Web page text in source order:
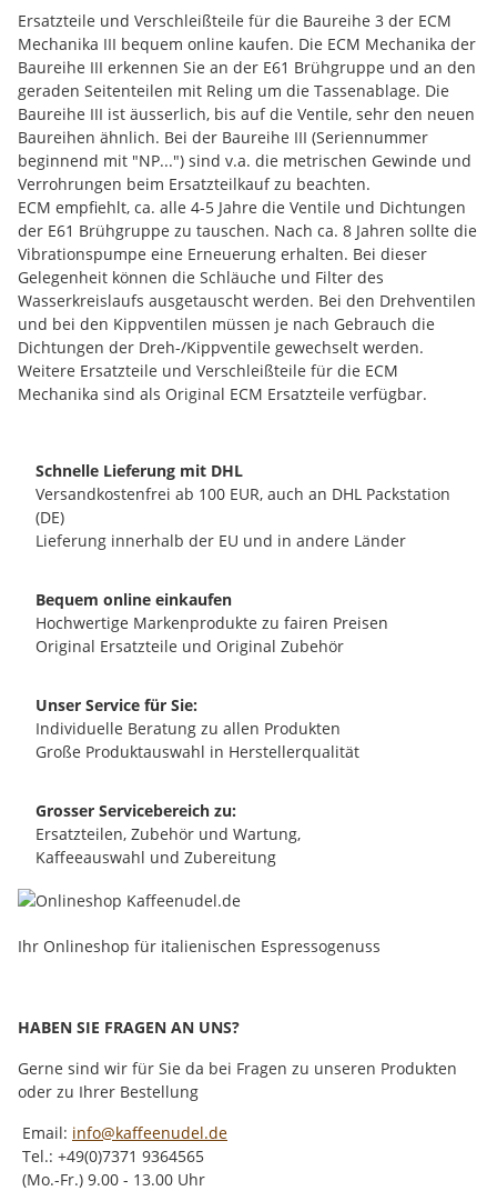
Ersatzteile und Verschleißteile für die Baureihe 3 der ECM
Mechanika III bequem online kaufen. Die ECM Mechanika der
Baureihe III erkennen Sie an der E61 Brühgruppe und an den
geraden Seitenteilen mit Reling um die Tassenablage. Die
Baureihe III ist äusserlich, bis auf die Ventile, sehr den neuen
Baureihen ähnlich. Bei der Baureihe III (Seriennummer
beginnend mit "NP...") sind v.a. die metrischen Gewinde und
Verrohrungen beim Ersatzteilkauf zu beachten.
ECM empfiehlt, ca. alle 4-5 Jahre die Ventile und Dichtungen
der E61 Brühgruppe zu tauschen. Nach ca. 8 Jahren sollte die
Vibrationspumpe eine Erneuerung erhalten. Bei dieser
Gelegenheit können die Schläuche und Filter des
Wasserkreislaufs ausgetauscht werden. Bei den Drehventilen
und bei den Kippventilen müssen je nach Gebrauch die
Dichtungen der Dreh-/Kippventile gewechselt werden.
Weitere Ersatzteile und Verschleißteile für die ECM
Mechanika sind als Original ECM Ersatzteile verfügbar.
Schnelle Lieferung mit DHL
Versandkostenfrei ab 100 EUR, auch an DHL Packstation
(DE)
Lieferung innerhalb der EU und in andere Länder
Bequem online einkaufen
Hochwertige Markenprodukte zu fairen Preisen
Original Ersatzteile und Original Zubehör
Unser Service für Sie:
Individuelle Beratung zu allen Produkten
Große Produktauswahl in Herstellerqualität
Grosser Servicebereich zu:
Ersatzteilen, Zubehör und Wartung,
Kaffeeauswahl und Zubereitung
Ihr Onlineshop für italienischen Espressogenuss
HABEN SIE FRAGEN AN UNS?
Gerne sind wir für Sie da bei Fragen zu unseren Produkten
oder zu Ihrer Bestellung
Email: info@kaffeenudel.de
Tel.: +49(0)7371 9364565
(Mo.-Fr.) 9.00 - 13.00 Uhr